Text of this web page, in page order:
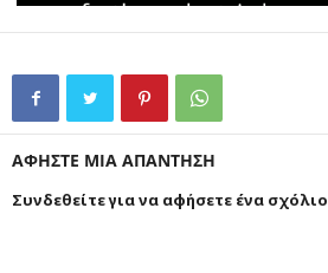
ΑΦΗΣΤΕ ΜΙΑ ΑΠΑΝΤΗΣΗ
Συνδεθείτε για να αφήσετε ένα σχόλιο